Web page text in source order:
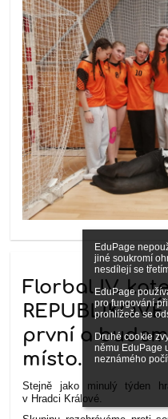
EduPage
jiné soukromí
nesdílejí se
EduPage
pro fungování
prohlížeče se
Druhé cookie
němu EduPage
neznámého
Florbal IV.
první a
místo.
Stejně jako minulý týden
v Hradci Králové.